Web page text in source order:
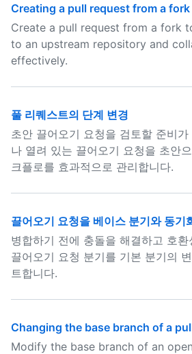
Creating a pull request from a fork
Create a pull request from a fork
to an upstream repository and
effectively.
풀 리퀘스트의 단계 변경
초안 끌어오기 요청을 검토할 준비
나 열려 있는 끌어오기 요청을 초안
크플로를 효과적으로 관리합니다.
끌어오기 요청을 베이스 분기와 동기
병합하기 전에 충돌을 해결하고 호
끌어오기 요청 분기를 기본 분기의
트합니다.
Changing the base branch of a
Modify the base branch of an